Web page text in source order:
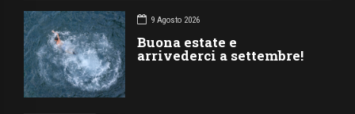
9 Agosto 2026
Buona estate e
arrivederci a settembre!